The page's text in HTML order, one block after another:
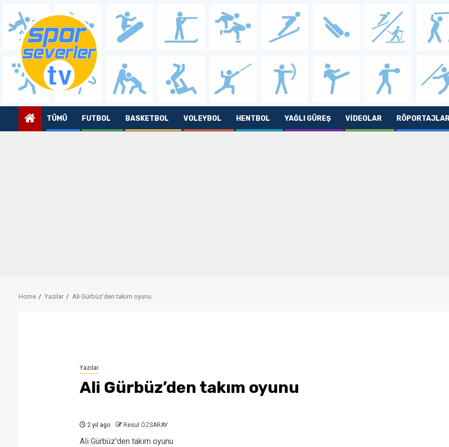
content
TÜMÜ FUTBOL BASKETBOL VOLEYBOL HENTBOL YAĞLI GÜREŞ VIDEOLAR
Home Yazılar Ali Gürbüz’den takım oyunu
Yazılar
Ali Gürbüz’den takım oyunu
2 yıl ago Resul ÖZSARAY
Ali Gürbüz'den takım oyunu